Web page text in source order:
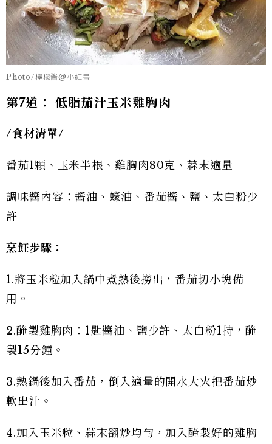
Photo/檸檬酱@小紅書
第7道： 低脂茄汁玉米雞胸肉
/食材清單/
番茄1顆、玉米半根、雞胸肉80克、蒜末適量
調味醬內容：醬油、蠔油、番茄醬、鹽、太白粉少
許
烹飪步驟：
1.將玉米粒加入鍋中煮熟後撈出，番茄切小塊備
用。
2.醃製雞胸肉：1匙醬油、鹽少許、太白粉1持，醃
製15分鐘。
3.熱鍋後加入番茄，倒入適量的開水大火把番茄炒
軟出汁。
4.加入玉米粒、蒜末翻炒均勻，加入醃製好的雞胸